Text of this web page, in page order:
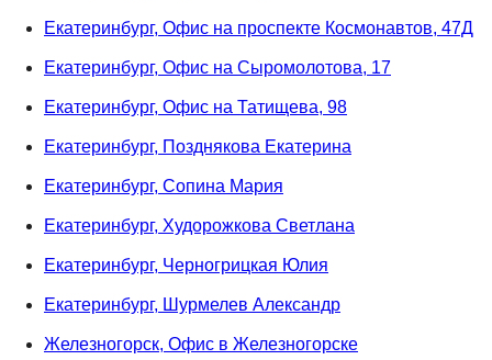
Екатеринбург, Офис на проспекте Космонавтов, 47Д
Екатеринбург, Офис на Сыромолотова, 17
Екатеринбург, Офис на Татищева, 98
Екатеринбург, Позднякова Екатерина
Екатеринбург, Сопина Мария
Екатеринбург, Худорожкова Светлана
Екатеринбург, Черногрицкая Юлия
Екатеринбург, Шурмелев Александр
Железногорск, Офис в Железногорске